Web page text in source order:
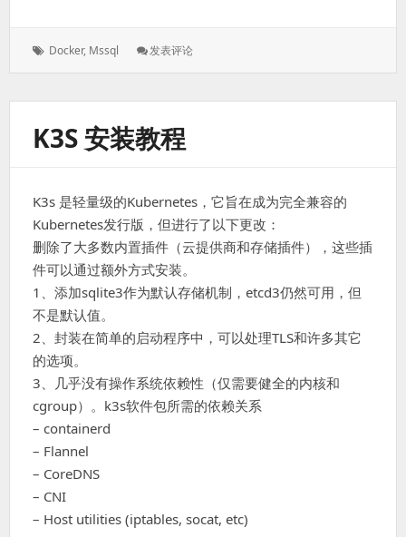
标
Docker, Mssql 发表评论: Docker
装
K3S 安装教程
K3s 是轻量级的Kubernetes，它旨在成为完全兼容的
Kubernetes发行版，但进行了以下更改：
删除了大多数内置插件（云提供商和存储插件），这些插
件可以通过额外方式安装。
1、添加sqlite3作为默认存储机制，etcd3仍然可用，但
不是默认值。
2、封装在简单的启动程序中，可以处理TLS和许多其它
的选项。
3、几乎没有操作系统依赖性（仅需要健全的内核和
cgroup）。k3s软件包所需的依赖关系
– containerd
– Flannel
– CoreDNS
– CNI
– Host utilities (iptables, socat, etc)